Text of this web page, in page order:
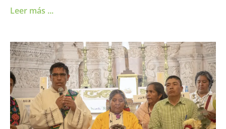
Leer más ...